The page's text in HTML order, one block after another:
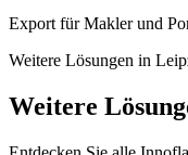
Export für Makler und
Weitere Lösungen in
Weitere